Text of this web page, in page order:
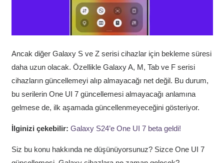
Ancak diğer Galaxy S ve Z serisi cihazlar için bekleme süresi
daha uzun olacak. Özellikle Galaxy A, M, Tab ve F serisi
cihazların güncellemeyi alıp almayacağı net değil. Bu durum,
bu serilerin One UI 7 güncellemesi almayacağı anlamına
gelmese de, ilk aşamada güncellenmeyeceğini gösteriyor.
İlginizi çekebilir: Galaxy S24’e One UI 7 beta geldi!
Siz bu konu hakkında ne düşünüyorsunuz? Sizce One UI 7